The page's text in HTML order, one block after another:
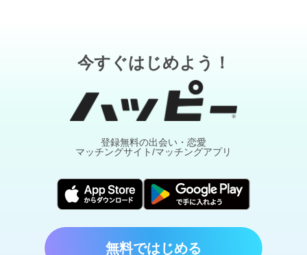
今すぐはじめよう！
登録無料の出会い・恋愛
マッチングサイト/マッチングアプリ
無料ではじめる